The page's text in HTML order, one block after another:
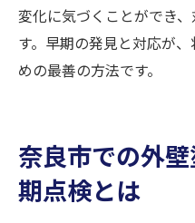
変化に気づくことができ
す。早期の発見と対応が
めの最善の方法です。
奈良市での外
期点検とは